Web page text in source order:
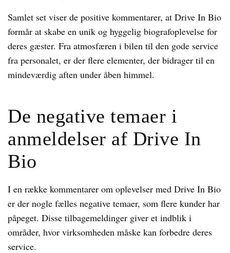
Samlet set viser de positive kommentarer, at Drive In Bio
formår at skabe en unik og hyggelig biografoplevelse for
deres gæster. Fra atmosfæren i bilen til den gode service
fra personalet, er der flere elementer, der bidrager til en
mindeværdig aften under åben himmel.
De negative temaer i
anmeldelser af Drive In
Bio
I en række kommentarer om oplevelser med Drive In Bio
er der nogle fælles negative temaer, som flere kunder har
påpeget. Disse tilbagemeldinger giver et indblik i
områder, hvor virksomheden måske kan forbedre deres
service.